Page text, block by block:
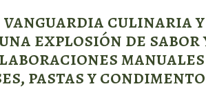
culinaria
explosión de
pastas y